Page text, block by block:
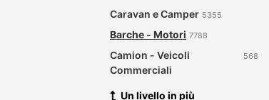
Caravan e Camper 5355
Barche - Motori 7788
Camion - Veicoli
Commerciali
568
Un livello in più